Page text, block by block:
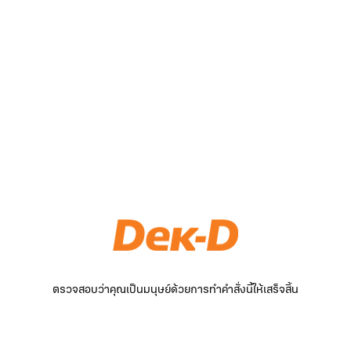
ตรวจสอบว่าคุณเป็นมนุษย์ด้วยการทำคำสั่งนี้ให้เสร็จสิ้น